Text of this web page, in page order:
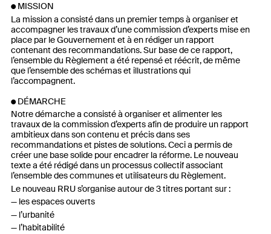
MISSION
La mission a consisté dans un premier temps à organiser et
accompagner les travaux d’une commission d’experts mise en
place par le Gouvernement et à en rédiger un rapport
contenant des recommandations. Sur base de ce rapport,
l’ensemble du Règlement a été repensé et réécrit, de même
que l’ensemble des schémas et illustrations qui
l’accompagnent.
DÉMARCHE
Notre démarche a consisté à organiser et alimenter les
travaux de la commission d’experts afin de produire un rapport
ambitieux dans son contenu et précis dans ses
recommandations et pistes de solutions. Ceci a permis de
créer une base solide pour encadrer la réforme. Le nouveau
texte a été rédigé dans un processus collectif associant
l’ensemble des communes et utilisateurs du Règlement.
Le nouveau RRU s’organise autour de 3 titres portant sur :
les espaces ouverts
l’urbanité
l’habitabilité